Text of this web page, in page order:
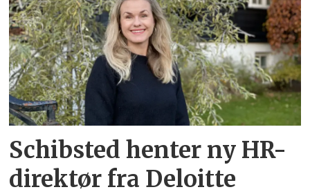
Schibsted henter ny HR-
direktør fra Deloitte